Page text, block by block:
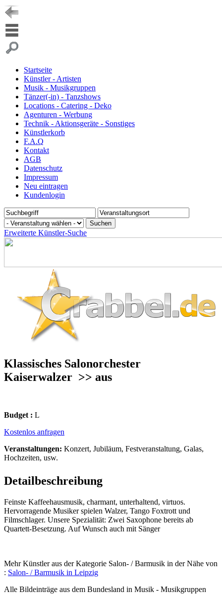
Startseite
Künstler - Artisten
Musik - Musikgruppen
Tänzer(-in) - Tanzshows
Locations - Catering - Deko
Agenturen - Werbung
Technik - Aktionsgeräte - Sonstiges
Künstlerkorb
F.A.Q
Kontakt
AGB
Datenschutz
Impressum
Neu eintragen
Kundenlogin
Erweiterte Künstler-Suche
Klassisches Salonorchester
Kaiserwalzer >> aus
Budget : L
Kostenlos anfragen
Veranstaltungen: Konzert, Jubiläum, Festveranstaltung, Galas,
Hochzeiten, usw.
Detailbeschreibung
Feinste Kaffeehausmusik, charmant, unterhaltend, virtuos.
Hervorragende Musiker spielen Walzer, Tango Foxtrott und
Filmschlager. Unsere Spezialität: Zwei Saxophone bereits ab
Quartett-Besetzung. Auf Wunsch auch mit Sänger
Mehr Künstler aus der Kategorie Salon- / Barmusik in der Nähe von
: Salon- / Barmusik in Leipzig
Alle Bildeinträge aus dem Bundesland in Musik - Musikgruppen